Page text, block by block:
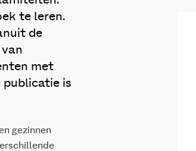
te leren.
de
met
publicatie is
gezinnen